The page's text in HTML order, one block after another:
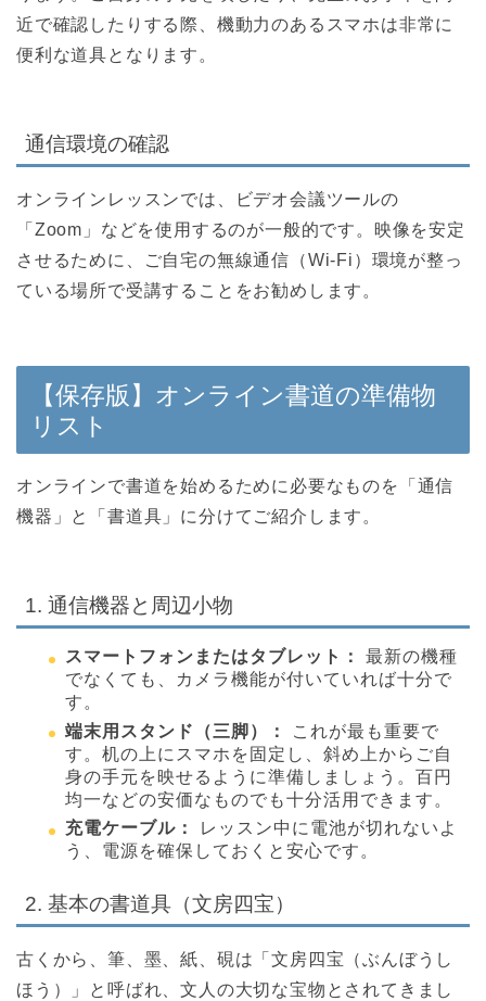
近で確認したりする際、機動力のあるスマホは非常に
便利な道具となります。
通信環境の確認
オンラインレッスンでは、ビデオ会議ツールの
「Zoom」などを使用するのが一般的です。映像を安定
させるために、ご自宅の無線通信（Wi-Fi）環境が整っ
ている場所で受講することをお勧めします。
【保存版】オンライン書道の準備物
リスト
オンラインで書道を始めるために必要なものを「通信
機器」と「書道具」に分けてご紹介します。
1. 通信機器と周辺小物
スマートフォンまたはタブレット：
最新の機種
でなくても、カメラ機能が付いていれば十分で
す。
端末用スタンド（三脚）：
これが最も重要で
す。机の上にスマホを固定し、斜め上からご自
身の手元を映せるように準備しましょう。百円
均一などの安価なものでも十分活用できます。
充電ケーブル：
レッスン中に電池が切れないよ
う、電源を確保しておくと安心です。
2. 基本の書道具（文房四宝）
古くから、筆、墨、紙、硯は「文房四宝（ぶんぼうし
ほう）」と呼ばれ、文人の大切な宝物とされてきまし